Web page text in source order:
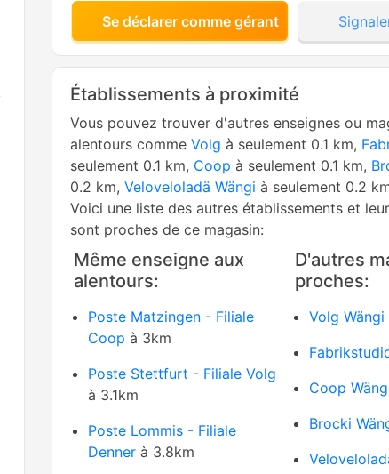
Se déclarer comme gérant
Établissements à proximité
Vous pouvez trouver d'autres enseignes ou
alentours comme Volg à seulement 0.1 km,
seulement 0.1 km, Coop à seulement 0.1 km,
0.2 km, Veloveloladä Wängi à seulement 0.2
Voici une liste des autres établissements et
sont proches de ce magasin:
Même enseigne aux
alentours:
Poste Matzingen - Filiale
Coop à 3km
Poste Stettfurt - Filiale Volg
à 3.1km
Poste Lommis - Filiale
Denner à 3.8km
D'autres
proches:
Volg Wängi
Coop
Brocki